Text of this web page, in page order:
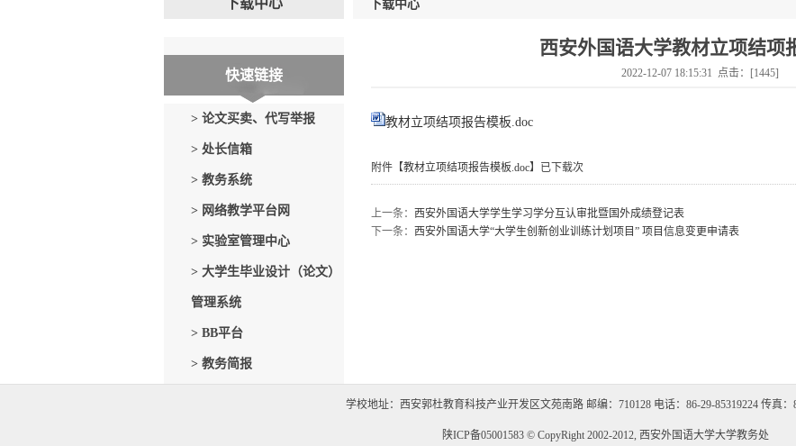
下载中心
快速链接
> 论文买卖、代写举报
> 处长信箱
> 教务系统
> 网络教学平台网
> 实验室管理中心
> 大学生毕业设计（论文）
管理系统
> BB平台
> 教务简报
下载中心
西安外国语大学教材立项结项
2022-12-07 18:15:31 点击：[1445]
教材立项结项报告模板.doc
附件【教材立项结项报告模板.doc】已下载次
上一条： 西安外国语大学学生学习学分互认审批暨国外成绩登记表
下一条： 西安外国语大学“大学生创新创业训练计划项目” 项目信息变更申请表
学校地址：西安郭杜教育科技产业开发区文苑南路 邮编：710128 电话：86-29-85319224 传真：
陕ICP备05001583 © CopyRight 2002-2012, 西安外国语大学大学教务处